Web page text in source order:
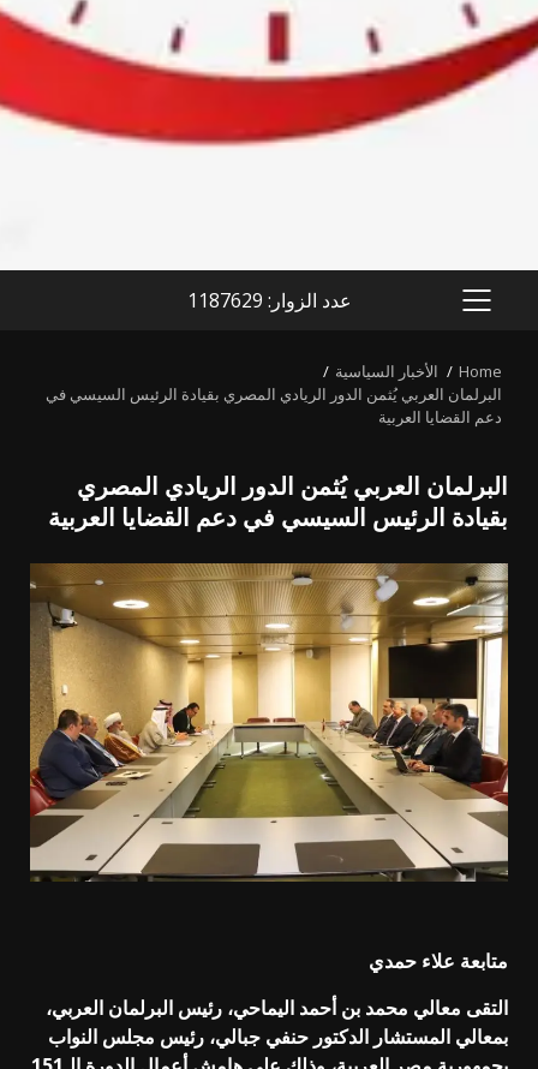
PRIMARY
عدد الزوار: 1187629
Home
الأخبار السياسية
البرلمان العربي يُثمن الدور الريادي المصري بقيادة الرئيس السيسي في
دعم القضايا العربية
البرلمان العربي يُثمن الدور الريادي المصري
بقيادة الرئيس السيسي في دعم القضايا العربية
متابعة علاء حمدي
التقى معالي محمد بن أحمد اليماحي، رئيس البرلمان العربي،
بمعالي المستشار الدكتور حنفي جبالي، رئيس مجلس النواب